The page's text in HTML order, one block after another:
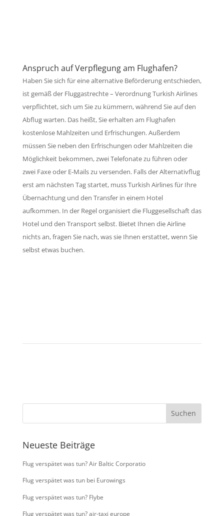
Anspruch auf Verpflegung am Flughafen?
Haben Sie sich für eine alternative Beförderung entschieden,
ist gemäß der Fluggastrechte – Verordnung Turkish Airlines
verpflichtet, sich um Sie zu kümmern, während Sie auf den
Abflug warten. Das heißt, Sie erhalten am Flughafen
kostenlose Mahlzeiten und Erfrischungen. Außerdem
müssen Sie neben den Erfrischungen oder Mahlzeiten die
Möglichkeit bekommen, zwei Telefonate zu führen oder
zwei Faxe oder E-Mails zu versenden. Falls der Alternativflug
erst am nächsten Tag startet, muss Turkish Airlines für Ihre
Übernachtung und den Transfer in einem Hotel
aufkommen. In der Regel organisiert die Fluggesellschaft das
Hotel und den Transport selbst. Bietet Ihnen die Airline
nichts an, fragen Sie nach, was sie Ihnen erstattet, wenn Sie
selbst etwas buchen.
Neueste Beiträge
Flug verspätet was tun? Air Baltic Corporatio
Flug verspätet was tun bei Eurowings
Flug verspätet was tun? Flybe
Flug verspätet was tun? air-taxi europe